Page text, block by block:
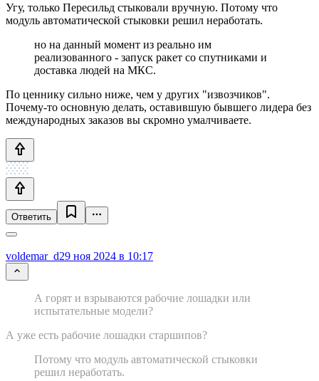
Угу, только Пересильд стыковали вручную. Потому что
модуль автоматической стыковки решил неработать.
но на данный момент из реально им
реализованного - запуск ракет со спутниками и
доставка людей на МКС.
По ценнику сильно ниже, чем у других "извозчиков".
Почему-то основную делать, оставившую бывшего лидера без
международных заказов вы скромно умалчиваете.
Ответить
voldemar_d29 ноя 2024 в 10:17
А горят и взрываются рабочие лошадки или
испытательные модели?
А уже есть рабочие лошадки старшипов?
Потому что модуль автоматической стыковки
решил неработать.